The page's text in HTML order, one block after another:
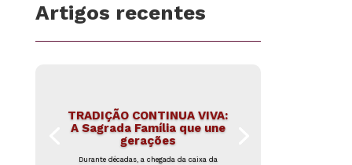
Artigos recentes
TRADIÇÃO CONTINUA VIVA:
A Sagrada Família que une
gerações
Durante décadas, a chegada da caixa da